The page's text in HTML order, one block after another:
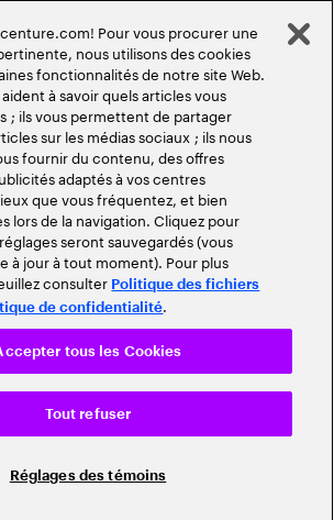
Pour vous procurer une
nous utilisons des cookies
fonctionnalités de notre site Web.
à savoir quels articles vous
; ils vous permettent de partager
sur les médias sociaux ; ils nous
fournir du contenu, des offres
adaptés à vos centres
que vous fréquentez, et bien
lors de la navigation. Cliquez pour
seront sauvegardés (vous
à jour à tout moment). Pour plus
consulter Politique des fichiers
de confidentialité.
Réglages des témoins
Tout refuser
tous les Cookies